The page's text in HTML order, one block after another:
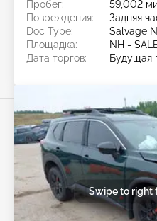
Пробег:
59,002
Повреждения:
Задняя
Doc Type:
Salvage
Площадка:
NH -
Дата торгов:
Будущая
Swipe to right